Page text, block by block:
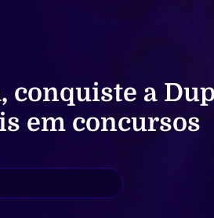
conquiste a
em concursos